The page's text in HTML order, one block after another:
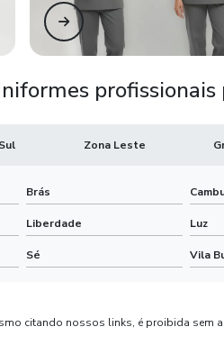
profissionais
Zona Leste
Brás
Liberdade Luz
Sé Vila
citando nossos links, é proibida sem